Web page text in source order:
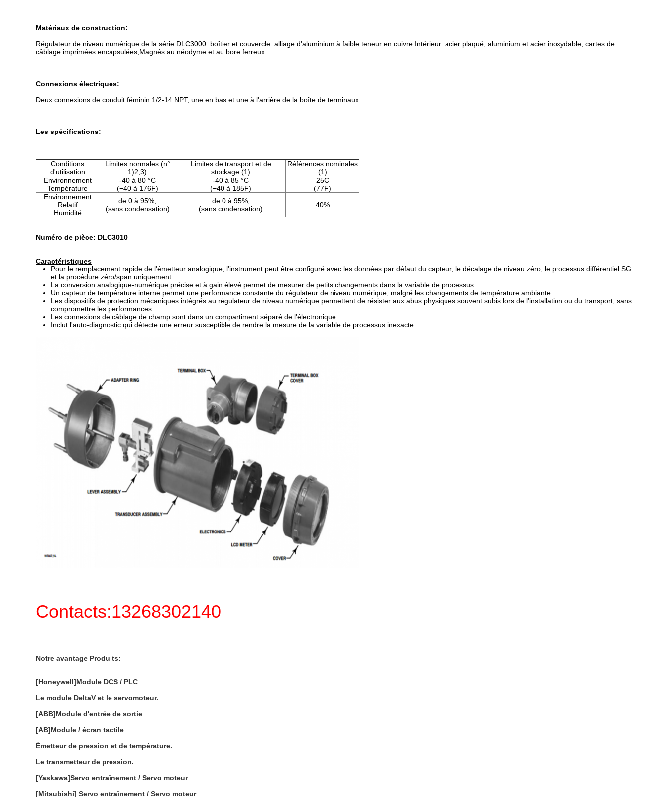
Matériaux de construction:
Régulateur de niveau numérique de la série DLC3000: boîtier et couvercle: alliage d'aluminium à faible teneur en cuivre Intérieur: acier plaqué, aluminium et acier inoxydable; cartes de
câblage imprimées encapsulées;Magnés au néodyme et au bore ferreux
Connexions électriques:
Deux connexions de conduit féminin 1/2-14 NPT; une en bas et une à l'arrière de la boîte de terminaux.
Les spécifications:
Conditions
d'utilisation
Limites normales (n°
1)2,3)
Limites de transport et de
stockage (1)
Références nominales
(1)
Environnement
Température
-40 à 80 °C
(−40 à 176F)
-40 à 85 °C
(−40 à 185F)
25C
(77F)
Environnement
Relatif
Humidité
de 0 à 95%,
(sans condensation)
de 0 à 95%,
(sans condensation)
40%
Numéro de pièce: DLC3010
Caractéristiques
Pour le remplacement rapide de l'émetteur analogique, l'instrument peut être configuré avec les données par défaut du capteur, le décalage de niveau zéro, le processus différentiel SG
et la procédure zéro/span uniquement.
La conversion analogique-numérique précise et à gain élevé permet de mesurer de petits changements dans la variable de processus.
Un capteur de température interne permet une performance constante du régulateur de niveau numérique, malgré les changements de température ambiante.
Les dispositifs de protection mécaniques intégrés au régulateur de niveau numérique permettent de résister aux abus physiques souvent subis lors de l'installation ou du transport, sans
compromettre les performances.
Les connexions de câblage de champ sont dans un compartiment séparé de l'électronique.
Inclut l'auto-diagnostic qui détecte une erreur susceptible de rendre la mesure de la variable de processus inexacte.
Contacts:13268302140
Notre avantage Produits:
[Honeywell]Module DCS / PLC
Le module DeltaV et le servomoteur.
[ABB]Module d'entrée de sortie
[AB]Module / écran tactile
Émetteur de pression et de température.
Le transmetteur de pression.
[Yaskawa]Servo entraînement / Servo moteur
[Mitsubishi] Servo entraînement / Servo moteur